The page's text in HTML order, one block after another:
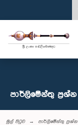
පාර්ලි‌මේන්තු‌ ප්‍රශ්න
මුල් පිටුව
පාර්ලි‌මේන්තු‌ ප්‍රශ්න